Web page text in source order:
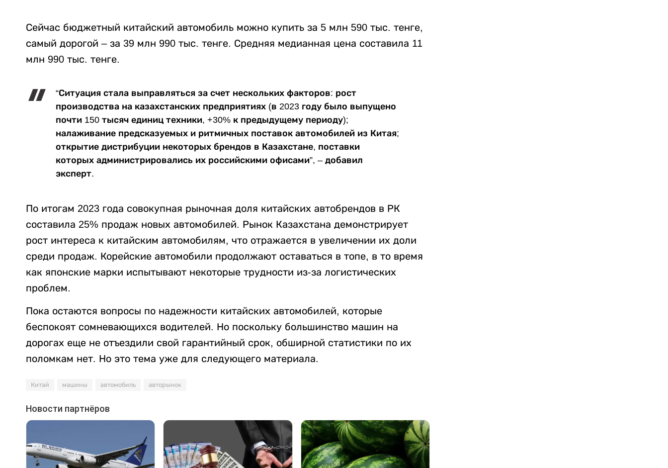
Сейчас бюджетный китайский автомобиль можно купить за 5 млн 590 тыс. тенге,
самый дорогой – за 39 млн 990 тыс. тенге. Средняя медианная цена составила 11
млн 990 тыс. тенге.
“Ситуация стала выправляться за счет нескольких факторов: рост
производства на казахстанских предприятиях (в 2023 году было выпущено
почти 150 тысяч единиц техники, +30% к предыдущему периоду);
налаживание предсказуемых и ритмичных поставок автомобилей из Китая;
открытие дистрибуции некоторых брендов в Казахстане, поставки
которых администрировались их российскими офисами”, – добавил
эксперт.
По итогам 2023 года совокупная рыночная доля китайских автобрендов в РК
составила 25% продаж новых автомобилей. Рынок Казахстана демонстрирует
рост интереса к китайским автомобилям, что отражается в увеличении их доли
среди продаж. Корейские автомобили продолжают оставаться в топе, в то время
как японские марки испытывают некоторые трудности из-за логистических
проблем.
Пока остаются вопросы по надежности китайских автомобилей, которые
беспокоят сомневающихся водителей. Но поскольку большинство машин на
дорогах еще не отъездили свой гарантийный срок, обширной статистики по их
поломкам нет. Но это тема уже для следующего материала.
Китай машины автомобиль авторынок